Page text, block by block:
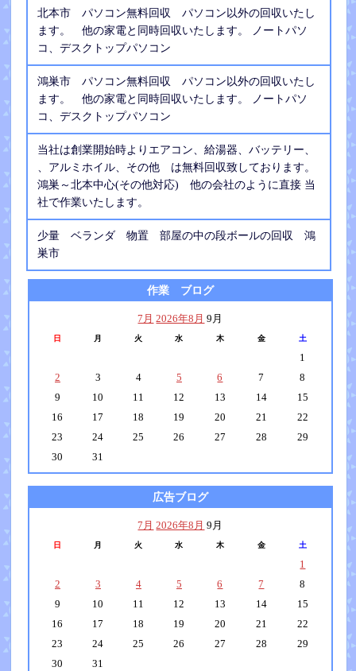
北本市 パソコン無料回収 パソコン以外の回収いたし
ます。 他の家電と同時回収いたします。 ノートパソ
コ、デスクトップパソコン
鴻巣市 パソコン無料回収 パソコン以外の回収いたし
ます。 他の家電と同時回収いたします。 ノートパソ
コ、デスクトップパソコン
当社は創業開始時よりエアコン、給湯器、バッテリー、
、アルミホイル、その他 は無料回収致しております。
鴻巣～北本中心(その他対応) 他の会社のように直接 当
社で作業いたします。
少量 ベランダ 物置 部屋の中の段ボールの回収 鴻
巣市
作業 ブログ
7月 2026年8月 9月
日 月 火 水 木 金 土
1
2
3 4 5 6 7
8
9
10 11 12 13 14
15
16
17 18 19 20 21
22
23
24 25 26 27 28
29
30
31
広告ブログ
7月 2026年8月 9月
日 月 火 水 木 金 土
1
2
3 4 5 6 7
8
9
10 11 12 13 14
15
16
17 18 19 20 21
22
23
24 25 26 27 28
29
30
31